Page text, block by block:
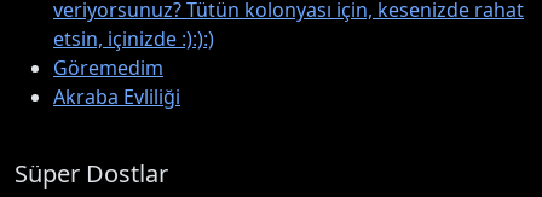
veriyorsunuz? Tütün kolonyası için, kesenizde rahat
etsin, içinizde :):):)
Göremedim
Akraba Evliliği
Süper Dostlar